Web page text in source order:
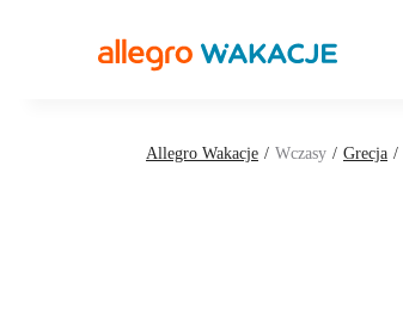
Allegro Wakacje Wczasy Grecja